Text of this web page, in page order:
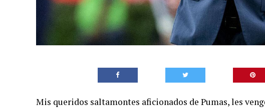
Mis queridos saltamontes aficionados de Pumas, les